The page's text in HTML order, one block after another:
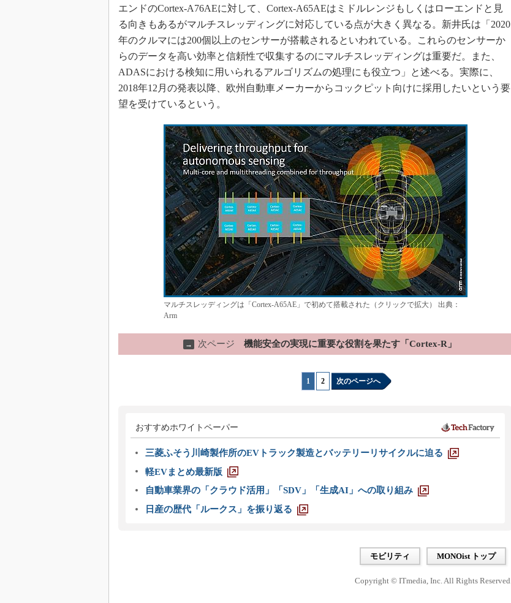
エンドのCortex-A76AEに対して、Cortex-A65AEはミドルレンジもしくはローエンドと見
る向きもあるがマルチスレッディングに対応している点が大きく異なる。新井氏は「2020
年のクルマには200個以上のセンサーが搭載されるといわれている。これらのセンサーか
らのデータを高い効率と信頼性で収集するのにマルチスレッディングは重要だ。また、
ADASにおける検知に用いられるアルゴリズムの処理にも役立つ」と述べる。実際に、
2018年12月の発表以降、欧州自動車メーカーからコックピット向けに採用したいという要
望を受けているという。
マルチスレッディングは「Cortex-A65AE」で初めて搭載された（クリックで拡大） 出典：
Arm
→ 次ページ 機能安全の実現に重要な役割を果たす「Cortex-R」
1 2 次のページへ
おすすめホワイトペーパー
三菱ふそう川崎製作所のEVトラック製造とバッテリーリサイクルに迫る
軽EVまとめ最新版
自動車業界の「クラウド活用」「SDV」「生成AI」への取り組み
日産の歴代「ルークス」を振り返る
モビリティ MONOist トップ
Copyright © ITmedia, Inc. All Rights Reserved.